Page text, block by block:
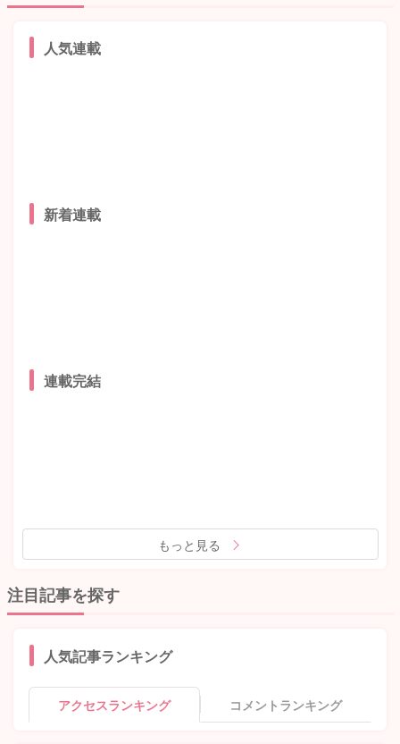
人気連載
新着連載
連載完結
もっと見る
注目記事を探す
人気記事ランキング
アクセスランキング コメントランキング